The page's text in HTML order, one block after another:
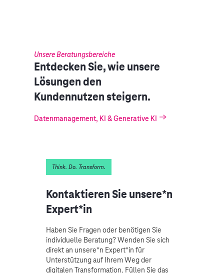
Unsere Beratungsbereiche
Entdecken Sie, wie unsere
Lösungen den
Kundennutzen steigern.
Datenmanagement, KI & Generative KI
Think. Do. Transform.
Kontaktieren Sie unsere*n
Expert*in
Haben Sie Fragen oder benötigen Sie
individuelle Beratung? Wenden Sie sich
direkt an unsere*n Expert*in für
Unterstützung auf Ihrem Weg der
digitalen Transformation. Füllen Sie das